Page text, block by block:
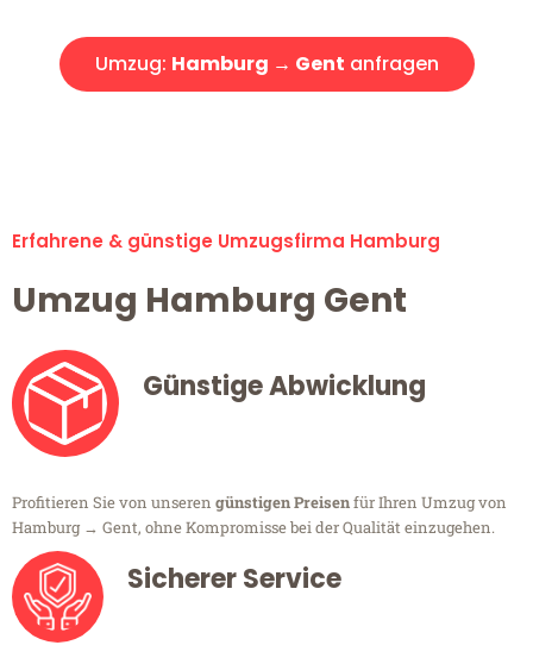
Umzug: Hamburg → Gent anfragen
Erfahrene & günstige Umzugsfirma Hamburg
Umzug Hamburg Gent
Günstige Abwicklung
Profitieren Sie von unseren günstigen Preisenfür Ihren Umzug von
Hamburg → Gent, ohne Kompromisse bei der Qualität einzugehen.
Sicherer Service